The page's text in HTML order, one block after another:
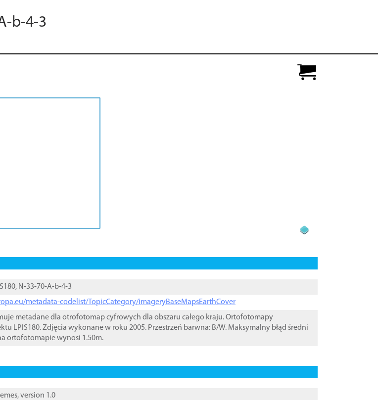
b-4-3
N-33-70-A-b-4-3
metadata-codelist/TopicCategory/imageryBaseMapsEarthCover
metadane dla otrofotomap cyfrowych dla obszaru całego kraju. Ortofotomapy
LPIS180. Zdjęcia wykonane w roku 2005. Przestrzeń barwna: B/W. Maksymalny błąd średni
ortofotomapie wynosi 1.50m.
version 1.0